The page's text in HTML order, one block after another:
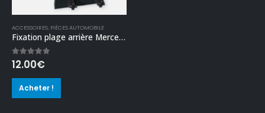
ACCESSOIRES, PIÈCES AUTOMOBILE
Fixation plage arrière Mercedes classe A W177 et B
5.00out of 5
12.00€
Acheter !